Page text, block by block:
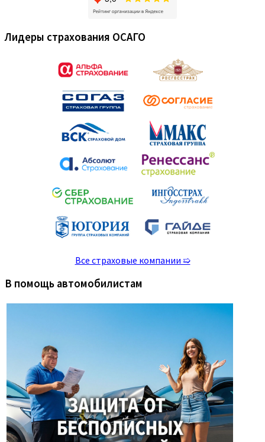
Лидеры страхования ОСАГО
Все страховые компании ➯
В помощь автомобилистам